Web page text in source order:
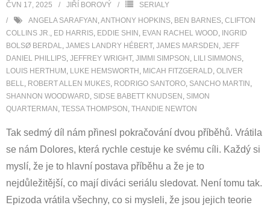
ČVN 17, 2025 JIŘÍ BOROVÝ
SERIALY
ANGELA SARAFYAN ,ANTHONY HOPKINS, BEN BARNES, CLIFTON
COLLINS JR., ED HARRIS, EDDIE SHIN , EVAN RACHEL WOOD, INGRID
BOLSØ BERDAL, JAMES LANDRY HÉBERT, JAMES MARSDEN , JEFF
DANIEL PHILLIPS, JEFFREY WRIGHT, JIMMI SIMPSON , LILI SIMMONS,
LOUIS HERTHUM , LUKE HEMSWORTH , MICAH FITZGERALD, OLIVER
BELL, ROBERT ALLEN MUKES, RODRIGO SANTORO, SANCHO MARTIN ,
SHANNON WOODWARD, SIDSE BABETT KNUDSEN , SIMON
QUARTERMAN , TESSA THOMPSON , THANDIE NEWTON
Tak sedmý díl nám přinesl pokračování dvou příběhů. Vrátila
se nám Dolores, která rychle cestuje ke svému cíli. Každý si
myslí, že je to hlavní postava příběhu a že je to
nejdůležitější, co mají diváci seriálu sledovat. Není tomu tak.
Epizoda vrátila všechny, co si mysleli, že jsou jejich teorie